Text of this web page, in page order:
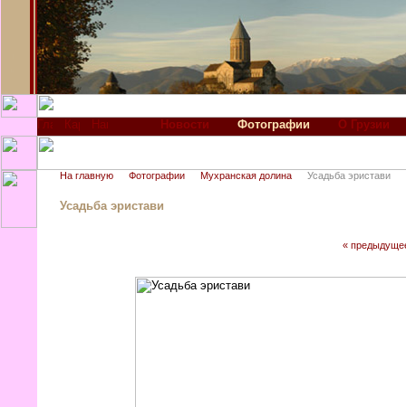
Новости Фотографии О Грузии
На главную Фотографии Мухранская долина Усадьба эристави
Усадьба эристави
«